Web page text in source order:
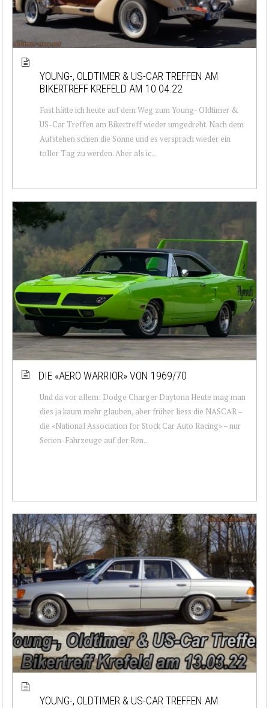
YOUNG-, OLDTIMER & US-CAR TREFFEN AM
BIKERTREFF KREFELD AM 10.04.22
Fast hätte ich heute auf dem Weg zum Young- Oldtimer &
US-Car Treffen am Bikertreff wieder umgedreht. Nach dem
Aufstehen schien die Sonne und es versprach wieder ein
toller Tag zu werden. Aber als ic...
DIE «AERO WARRIOR» VON 1969/70
Und da vor allem: Dodge Charger Daytona Heute mag man
dies ja kaum mehr glauben, aber früher liess die NASCAR –
die «National Association for Stock Car Auto Racing» – nur
Serien-Fahrzeuge auf der Ren...
YOUNG-, OLDTIMER & US-CAR TREFFEN AM